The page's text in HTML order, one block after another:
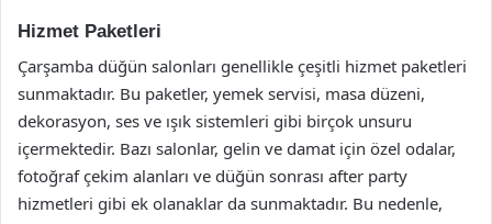
Hizmet Paketleri
Çarşamba düğün salonları genellikle çeşitli hizmet paketleri
sunmaktadır. Bu paketler, yemek servisi, masa düzeni,
dekorasyon, ses ve ışık sistemleri gibi birçok unsuru
içermektedir. Bazı salonlar, gelin ve damat için özel odalar,
fotoğraf çekim alanları ve düğün sonrası after party
hizmetleri gibi ek olanaklar da sunmaktadır. Bu nedenle,